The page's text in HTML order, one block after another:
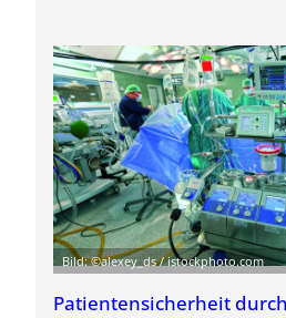
Bild: ©alexey_ds / istockphoto.com
Patientensicherheit